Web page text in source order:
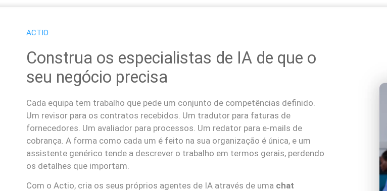
ACTIO
Construa os especialistas de IA de que o
seu negócio precisa
Cada equipa tem trabalho que pede um conjunto de competências definido.
Um revisor para os contratos recebidos. Um tradutor para faturas de
fornecedores. Um avaliador para processos. Um redator para e-mails de
cobrança. A forma como cada um é feito na sua organização é única, e um
assistente genérico tende a descrever o trabalho em termos gerais, perdendo
os detalhes que importam.
Com o Actio, cria os seus próprios agentes de IA através de uma chat